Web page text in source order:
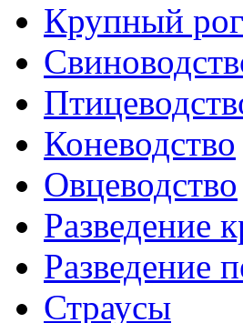
Крупный
Коневодство
Овцеводство
Разведение
Разведение
Страусы